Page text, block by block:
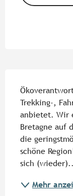
Trekking-,
anbietet. Wir
Bretagne auf
die
schöne
sich
Mehr